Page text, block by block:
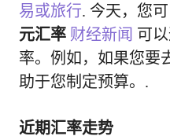
易或旅行. 今天，您
元汇率 财经新闻 可
率。例如，如果您要
助于您制定预算。.
近期汇率走势